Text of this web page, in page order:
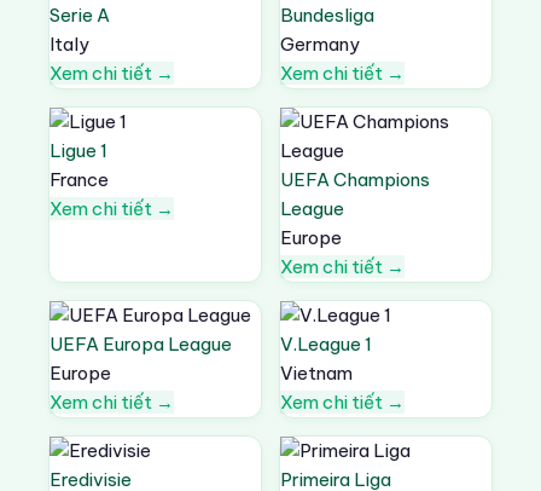
Serie A
Italy
Xem chi tiết →
Bundesliga
Germany
Xem chi tiết →
Ligue 1
France
Xem chi tiết →
UEFA Champions
League
Europe
Xem chi tiết →
UEFA Europa League
Europe
Xem chi tiết →
V.League 1
Vietnam
Xem chi tiết →
Eredivisie
Primeira Liga